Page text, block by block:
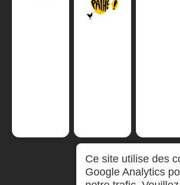
Ce site utilise des
Google Analytics